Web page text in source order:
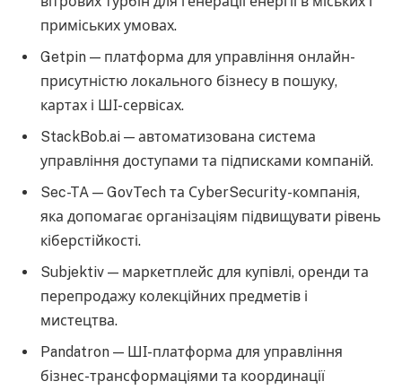
приміських умовах.
Getpin — платформа для управління онлайн-
присутністю локального бізнесу в пошуку,
картах і ШІ-сервісах.
StackBob.ai — автоматизована система
управління доступами та підписками компаній.
Sec-TA — GovTech та СyberSecurity-компанія,
яка допомагає організаціям підвищувати рівень
кіберстійкості.
Subjektiv — маркетплейс для купівлі, оренди та
перепродажу колекційних предметів і
мистецтва.
Pandatron — ШІ-платформа для управління
бізнес-трансформаціями та координації